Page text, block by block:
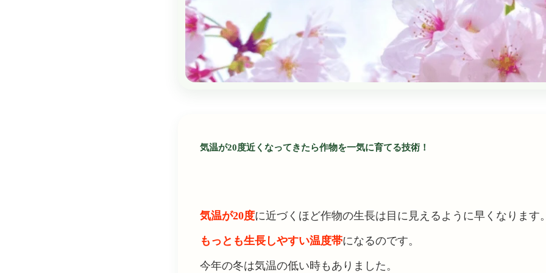
気温が20度近くなってきたら作物を一気に育てる技術！
気温が20度に近づくほど作物の生長は目に見えるように早くなります
もっとも生長しやすい温度帯になるのです。
今年の冬は気温の低い時もありました。